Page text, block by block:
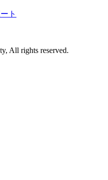
ト
All rights reserved.